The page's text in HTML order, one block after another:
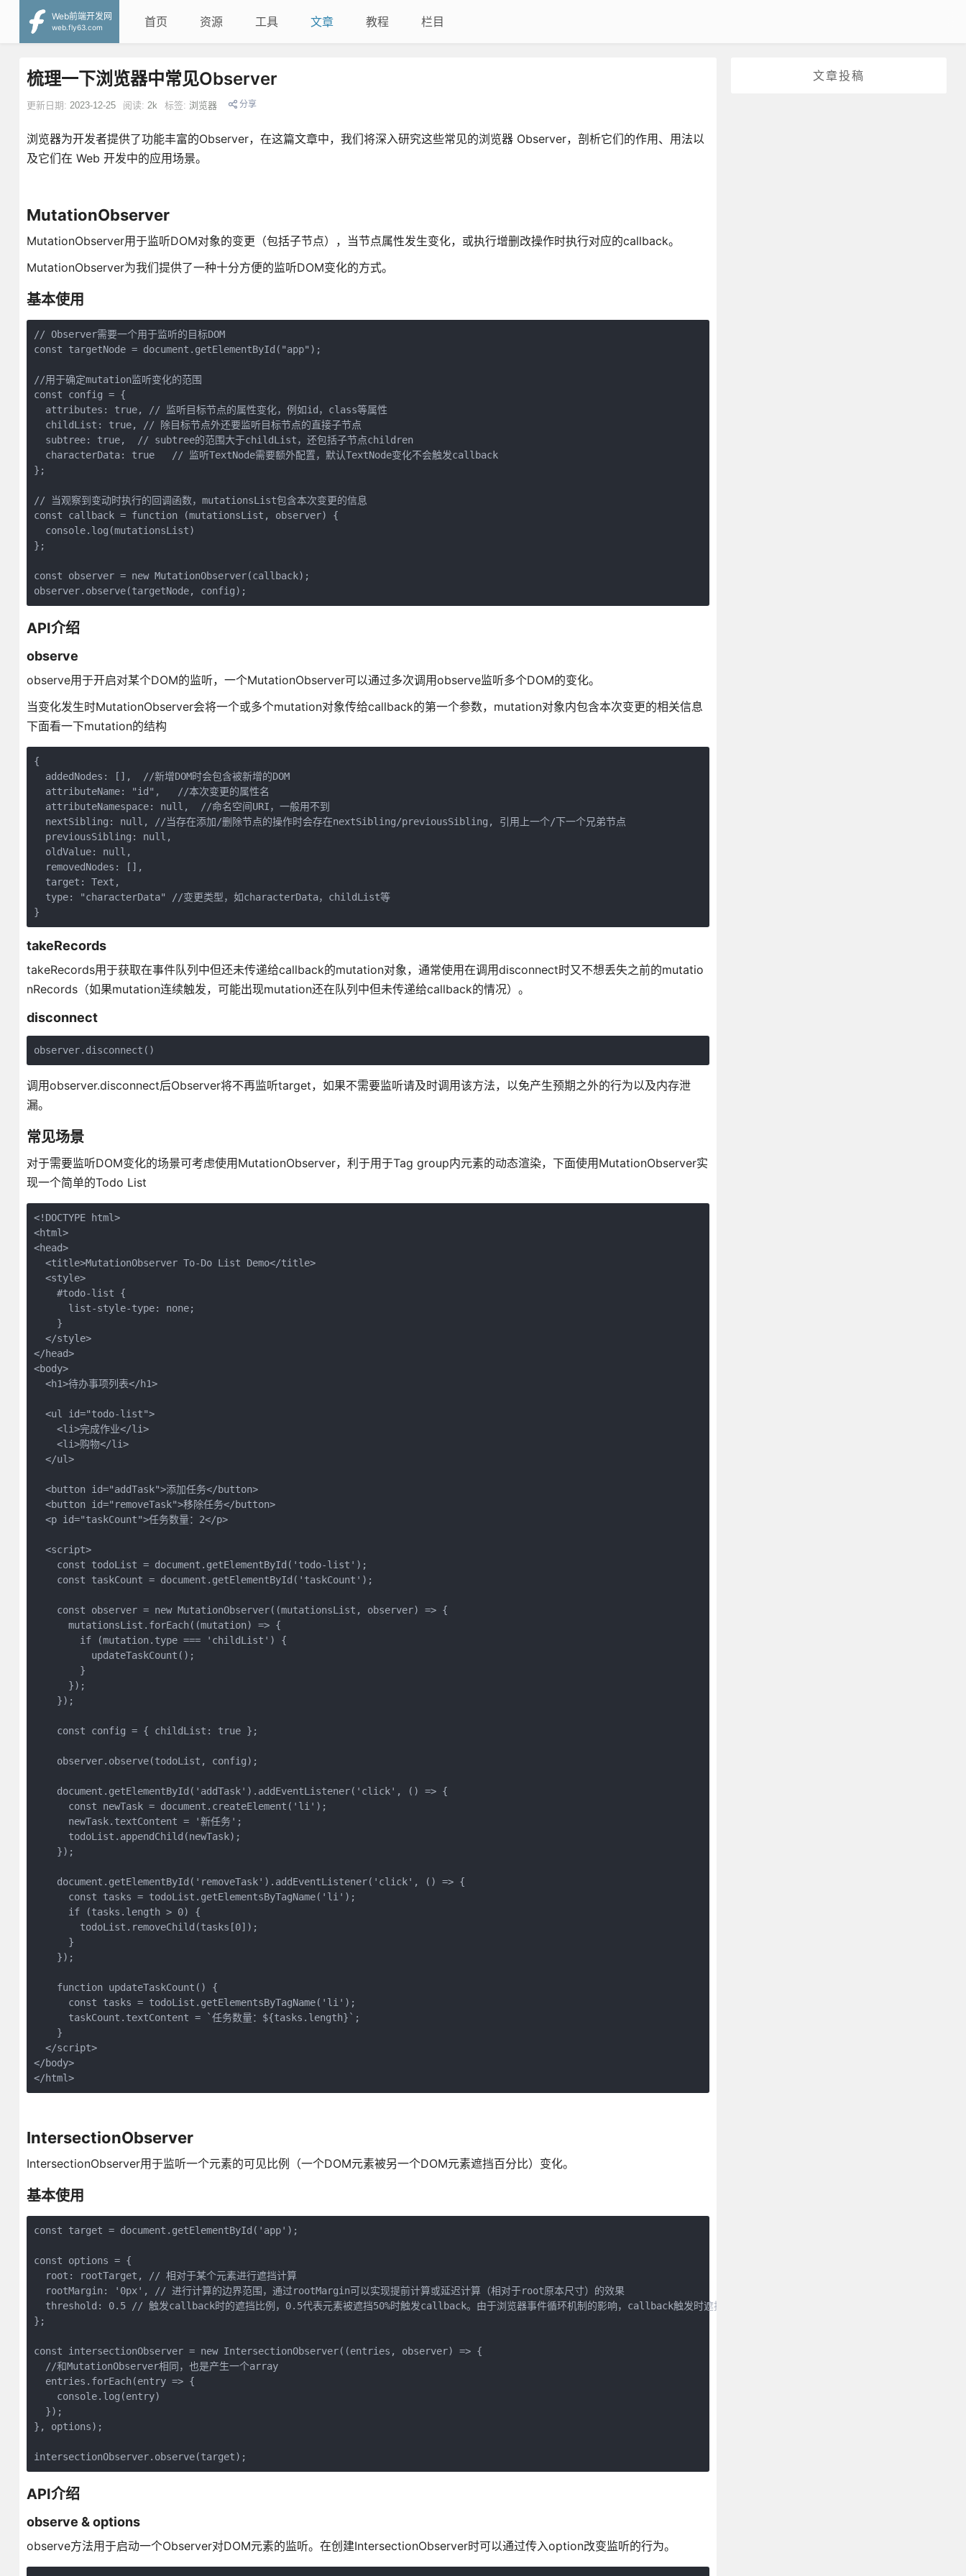
Web前端开发网
web.fly63.com
首页 资源 工具 文章 教程 栏目
文章投稿
梳理一下浏览器中常见Observer
更新日期: 2023-12-25 阅读: 2k 标签: 浏览器 分享
浏览器为开发者提供了功能丰富的Observer，在这篇文章中，我们将深入研究这些常见的浏览器 Observer，剖析它们的作用、用法以
及它们在 Web 开发中的应用场景。
MutationObserver
MutationObserver用于监听DOM对象的变更（包括子节点），当节点属性发生变化，或执行增删改操作时执行对应的callback。
MutationObserver为我们提供了一种十分方便的监听DOM变化的方式。
基本使用
// Observer需要一个用于监听的目标DOM
const targetNode = document.getElementById("app");
//用于确定mutation监听变化的范围
const config = {
  attributes: true, // 监听目标节点的属性变化，例如id，class等属性
  childList: true, // 除目标节点外还要监听目标节点的直接子节点
  subtree: true,  // subtree的范围大于childList，还包括子节点children
  characterData: true   // 监听TextNode需要额外配置，默认TextNode变化不会触发callback
};
// 当观察到变动时执行的回调函数，mutationsList包含本次变更的信息
const callback = function (mutationsList, observer) {
  console.log(mutationsList)
};
const observer = new MutationObserver(callback);
observer.observe(targetNode, config);
API介绍
observe
observe用于开启对某个DOM的监听，一个MutationObserver可以通过多次调用observe监听多个DOM的变化。
当变化发生时MutationObserver会将一个或多个mutation对象传给callback的第一个参数，mutation对象内包含本次变更的相关信息
下面看一下mutation的结构
{
  addedNodes: [],  //新增DOM时会包含被新增的DOM
  attributeName: "id",   //本次变更的属性名
  attributeNamespace: null,  //命名空间URI，一般用不到
  nextSibling: null, //当存在添加/删除节点的操作时会存在nextSibling/previousSibling, 引用上一个/下一个兄弟节点
  previousSibling: null,
  oldValue: null,
  removedNodes: [],
  target: Text,
  type: "characterData" //变更类型，如characterData，childList等
takeRecords
takeRecords用于获取在事件队列中但还未传递给callback的mutation对象，通常使用在调用disconnect时又不想丢失之前的mutatio
nRecords（如果mutation连续触发，可能出现mutation还在队列中但未传递给callback的情况）。
disconnect
调用observer.disconnect后Observer将不再监听target，如果不需要监听请及时调用该方法，以免产生预期之外的行为以及内存泄
漏。
常见场景
对于需要监听DOM变化的场景可考虑使用MutationObserver，利于用于Tag group内元素的动态渲染，下面使用MutationObserver实
现一个简单的Todo List
<!DOCTYPE html>
<html>
<head>
  <title>MutationObserver To-Do List Demo</title>
  <style>
    #todo-list {
      list-style-type: none;
    }
  </style>
</head>
<body>
  <h1>待办事项列表</h1>
  <ul id="todo-list">
    <li>完成作业</li>
    <li>购物</li>
  </ul>
  <button id="addTask">添加任务</button>
  <button id="removeTask">移除任务</button>
  <p id="taskCount">任务数量：2</p>
  <script>
    const todoList = document.getElementById('todo-list');
    const taskCount = document.getElementById('taskCount');
    const observer = new MutationObserver((mutationsList, observer) => {
      mutationsList.forEach((mutation) => {
        if (mutation.type === 'childList') {
          updateTaskCount();
        }
      });
    });
    const config = { childList: true };
    observer.observe(todoList, config);
    document.getElementById('addTask').addEventListener('click', () => {
      const newTask = document.createElement('li');
      newTask.textContent = '新任务';
      todoList.appendChild(newTask);
    });
    document.getElementById('removeTask').addEventListener('click', () => {
      const tasks = todoList.getElementsByTagName('li');
      if (tasks.length > 0) {
        todoList.removeChild(tasks[0]);
      }
    });
    function updateTaskCount() {
      const tasks = todoList.getElementsByTagName('li');
      taskCount.textContent = `任务数量：${tasks.length}`;
    }
  </script>
</body>
</html>
IntersectionObserver
IntersectionObserver用于监听一个元素的可见比例（一个DOM元素被另一个DOM元素遮挡百分比）变化。
基本使用
const target = document.getElementById('app');
const options = {
  root: rootTarget, // 相对于某个元素进行遮挡计算
  rootMargin: '0px', // 进行计算的边界范围，通过rootMargin可以实现提前计算或延迟计算（相对于root原本尺寸）的效果
  threshold: 0.5 // 触发callback时的遮挡比例，0.5代表元素被遮挡50%时触发callback。由于浏览器事件循环机制的影响，callback触发时遮挡比例通常不会是精确的50%。
};
const intersectionObserver = new IntersectionObserver((entries, observer) => {
  //和MutationObserver相同，也是产生一个array
  entries.forEach(entry => {
    console.log(entry)
  });
}, options);
API介绍
observe & options
observe方法用于启动一个Observer对DOM元素的监听。在创建IntersectionObserver时可以通过传入option改变监听的行为。